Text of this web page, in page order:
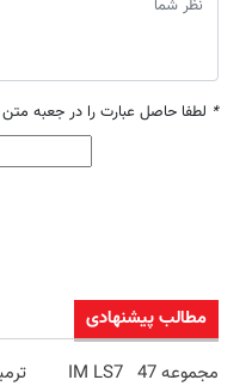
* لطفا حاصل عبارت را در جعبه متن
مطالب پیشنهادی
مجموعه 47 IM LS7